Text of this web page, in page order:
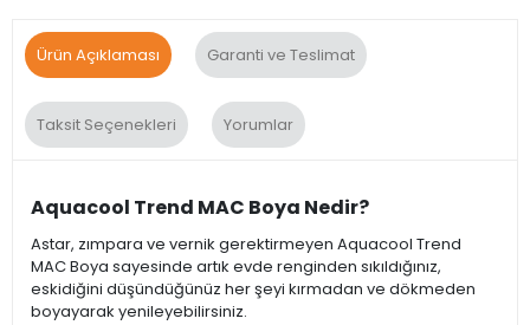
Ürün Açıklaması Garanti ve Teslimat
Taksit Seçenekleri Yorumlar
Aquacool Trend MAC Boya Nedir?
Astar, zımpara ve vernik gerektirmeyen Aquacool Trend
MAC Boya sayesinde artık evde renginden sıkıldığınız,
eskidiğini düşündüğünüz her şeyi kırmadan ve dökmeden
boyayarak yenileyebilirsiniz.